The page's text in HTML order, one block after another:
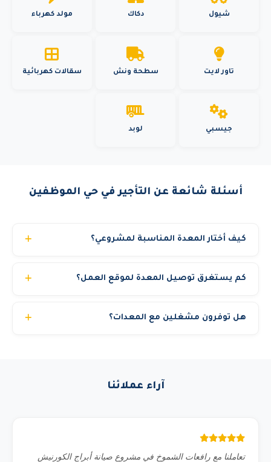
شيول دكاك مولد كهرباء
تاور لايت سطحة ونش سقالات كهربائية
جيسبي لوبد
أسئلة شائعة عن التأجير في حي الموظفين
كيف أختار المعدة المناسبة لمشروعي؟
نوع العمل المطلوب، الارتفاع أو الحمولة، الموقع (داخلي أو
استشارة مجانية.
كم يستغرق توصيل المعدة لموقع العمل؟
هل توفرون مشغلين مع المعدات؟
آراء عملائنا
تعاملنا مع رافعات الشموخ في مشروع صيانة أبراج الكورنيش